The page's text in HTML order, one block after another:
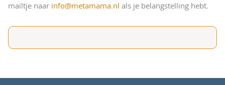
mailtje naar info@metamama.nl als je belangstelling hebt.